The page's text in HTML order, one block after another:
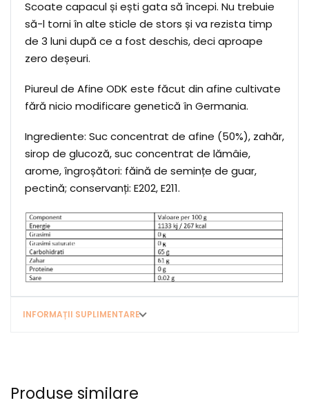
Scoate capacul și ești gata să începi. Nu trebuie
să-l torni în alte sticle de stors și va rezista timp
de 3 luni după ce a fost deschis, deci aproape
zero deșeuri.
Piureul de Afine ODK este făcut din afine cultivate
fără nicio modificare genetică în Germania.
Ingrediente: Suc concentrat de afine (50%), zahăr,
sirop de glucoză, suc concentrat de lămâie,
arome, îngroșători: făină de semințe de guar,
pectină; conservanți: E202, E211.
INFORMAȚII SUPLIMENTARE
Produse similare